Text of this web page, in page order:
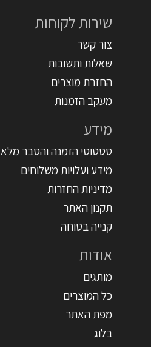
שירות לקוחות
צור קשר
שאלות ותשובות
החזרת מוצרים
מעקב הזמנות
מידע
סטטוסי הזמנה והסבר מלא
מידע ועלויות משלוחים
מדיניות החזרות
תקנון האתר
קנייה בטוחה
אודות
מותגים
כל המוצרים
מפת האתר
בלוג